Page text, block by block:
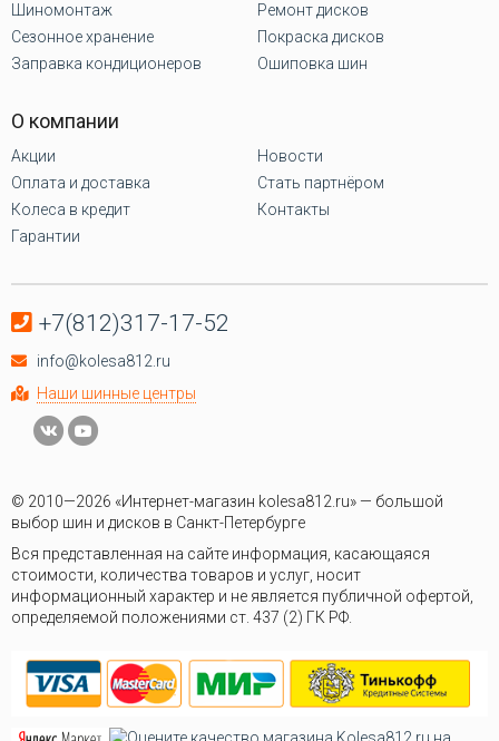
Шиномонтаж
Сезонное хранение
Заправка кондиционеров
Ремонт дисков
Покраска дисков
Ошиповка шин
О компании
Акции
Оплата и доставка
Колеса в кредит
Гарантии
Новости
Стать партнёром
Контакты
+7(812)317-17-52
info@kolesa812.ru
Наши шинные центры
© 2010—2026 «Интернет-магазин kolesa812.ru» — большой
выбор шин и дисков в Санкт-Петербурге
Вся представленная на сайте информация, касающаяся
стоимости, количества товаров и услуг, носит
информационный характер и не является публичной офертой,
определяемой положениями ст. 437 (2) ГК РФ.